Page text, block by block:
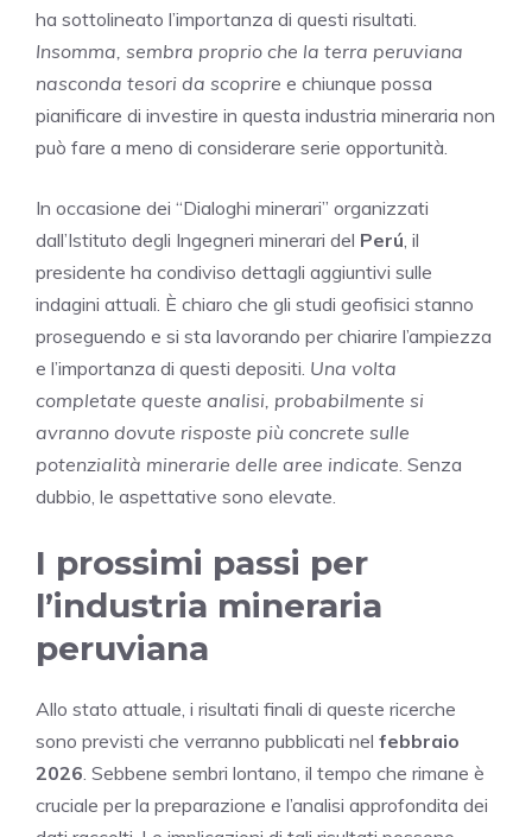
ha sottolineato l’importanza di questi risultati.
Insomma, sembra proprio che la terra peruviana
nasconda tesori da scoprire e chiunque possa
pianificare di investire in questa industria mineraria non
può fare a meno di considerare serie opportunità.
In occasione dei “Dialoghi minerari” organizzati
dall’Istituto degli Ingegneri minerari del Perú , il
presidente ha condiviso dettagli aggiuntivi sulle
indagini attuali. È chiaro che gli studi geofisici stanno
proseguendo e si sta lavorando per chiarire l’ampiezza
e l’importanza di questi depositi. Una volta
completate queste analisi, probabilmente si
avranno dovute risposte più concrete sulle
potenzialità minerarie delle aree indicate . Senza
dubbio, le aspettative sono elevate.
I prossimi passi per
l’industria mineraria
peruviana
Allo stato attuale, i risultati finali di queste ricerche
sono previsti che verranno pubblicati nel febbraio
2026 . Sebbene sembri lontano, il tempo che rimane è
cruciale per la preparazione e l’analisi approfondita dei